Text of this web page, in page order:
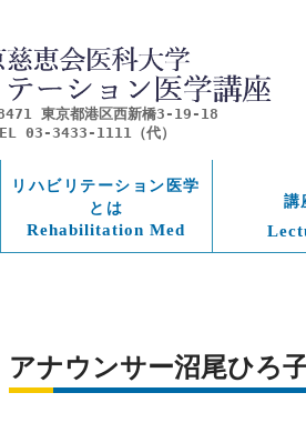
東京都港区西新橋3-19-18
03-3433-1111（代）
リハビリテーション医学
とは
Rehabilitation Med
講
アナウンサー沼尾ひろ